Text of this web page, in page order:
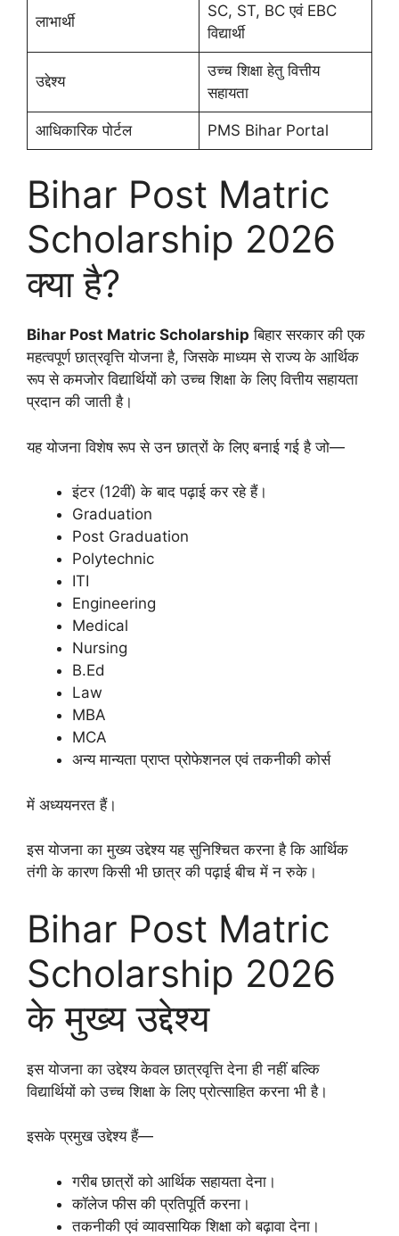
लाभार्थी
SC, ST, BC एवं EBC
विद्यार्थी
उद्देश्य
उच्च शिक्षा हेतु वित्तीय
सहायता
आधिकारिक पोर्टल PMS Bihar Portal
Bihar Post Matric
Scholarship 2026
क्या है?
Bihar Post Matric Scholarship बिहार सरकार की एक
महत्वपूर्ण छात्रवृत्ति योजना है, जिसके माध्यम से राज्य के आर्थिक
रूप से कमजोर विद्यार्थियों को उच्च शिक्षा के लिए वित्तीय सहायता
प्रदान की जाती है।
यह योजना विशेष रूप से उन छात्रों के लिए बनाई गई है जो—
इंटर (12वीं) के बाद पढ़ाई कर रहे हैं।
Graduation
Post Graduation
Polytechnic
ITI
Engineering
Medical
Nursing
B.Ed
Law
MBA
MCA
अन्य मान्यता प्राप्त प्रोफेशनल एवं तकनीकी कोर्स
में अध्ययनरत हैं।
इस योजना का मुख्य उद्देश्य यह सुनिश्चित करना है कि आर्थिक
तंगी के कारण किसी भी छात्र की पढ़ाई बीच में न रुके।
Bihar Post Matric
Scholarship 2026
के मुख्य उद्देश्य
इस योजना का उद्देश्य केवल छात्रवृत्ति देना ही नहीं बल्कि
विद्यार्थियों को उच्च शिक्षा के लिए प्रोत्साहित करना भी है।
इसके प्रमुख उद्देश्य हैं—
गरीब छात्रों को आर्थिक सहायता देना।
कॉलेज फीस की प्रतिपूर्ति करना।
तकनीकी एवं व्यावसायिक शिक्षा को बढ़ावा देना।